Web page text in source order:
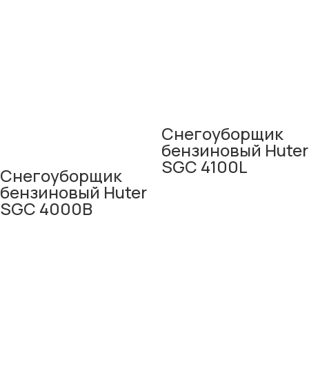
Снегоуборщик
бензиновый Huter
SGC 4000B
Снегоуборщик
бензиновый Huter
SGC 4100L